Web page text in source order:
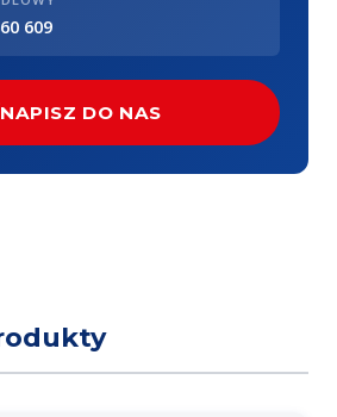
609
NAPISZ DO NAS